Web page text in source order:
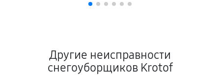
Другие неисправности
снегоуборщиков Krotof